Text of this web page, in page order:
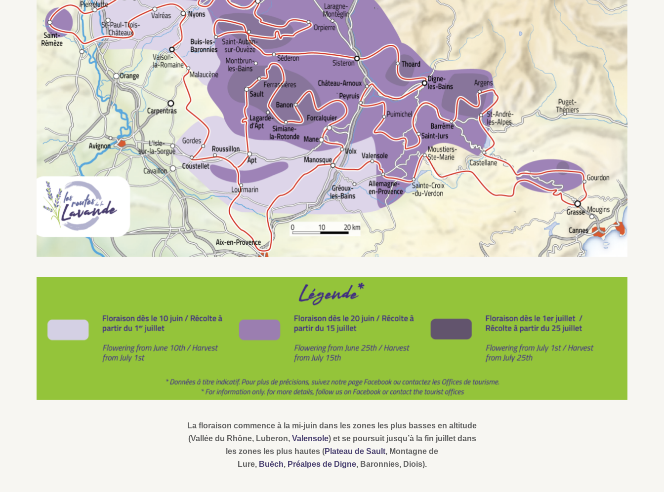
La floraison commence à la mi-juin dans les zones les plus basses en altitude
(Vallée du Rhône, Luberon, Valensole) et se poursuit jusqu’à la fin juillet dans
les zones les plus hautes (Plateau de Sault, Montagne de
Lure, Buëch, Préalpes de Digne, Baronnies, Diois).